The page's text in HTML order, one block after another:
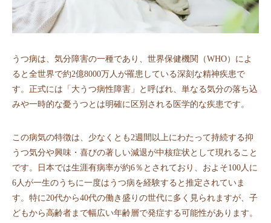
うつ病は、気分障害の一種であり、世界保健機関（WHO）によ
ると全世界で約2億8000万人が罹患している深刻な精神疾患で
す。正式には「大うつ病性障害」と呼ばれ、単なる気分の落ち込
みや一時的な憂うつとは明確に区別される医学的な疾患です。
この病気の特徴は、少なくとも2週間以上にわたって持続する抑
うつ気分や興味・喜びの著しい減退が中核症状として現れること
です。日本では生涯有病率が約6％とされており、およそ100人に
6人が一生のうちに一度はうつ病を経験すると推定されていま
す。特に20代から40代の働き盛りの世代に多く見られますが、子
どもから高齢者まで幅広い年齢層で発症する可能性があります。